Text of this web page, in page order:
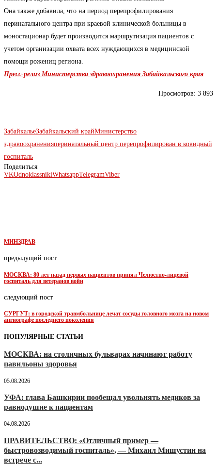
Она также добавила, что на период перепрофилирования
перинатального центра при краевой клинической больницы в
моностационар будет производится маршрутизация пациентов с
учетом организации охвата всех нуждающихся в медицинской
помощи рожениц региона.
Пресс-релиз Министерства здравоохранения Забайкальского края
Просмотров: 3 893
ЗабайкальеЗабайкальский крайМинистерство
здравоохраненияперинатальный центр перепрофилирован в ковидный
госпиталь
Поделиться
VKOdnoklassnikiWhatsappTelegramViber
МИНЗДРАВ
предыдущий пост
МОСКВА: 80 лет назад первых пациентов принял Челюстно-лицевой
госпиталь для ветеранов войн
следующий пост
СУРГУТ: в городской травмбольнице лечат сосуды головного мозга на новом
ангиографе последнего поколения
ПОПУЛЯРНЫЕ СТАТЬИ
МОСКВА: на столичных бульварах начинают работу
павильоны здоровья
05.08.2026
УФА: глава Башкирии пообещал увольнять медиков за
равнодушие к пациентам
04.08.2026
ПРАВИТЕЛЬСТВО: «Отличный пример —
быстровозводимый госпиталь», — Михаил Мишустин на
встрече с...